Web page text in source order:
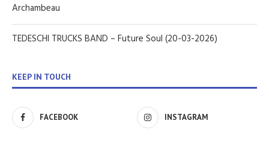
Archambeau
TEDESCHI TRUCKS BAND – Future Soul (20-03-2026)
KEEP IN TOUCH
FACEBOOK INSTAGRAM